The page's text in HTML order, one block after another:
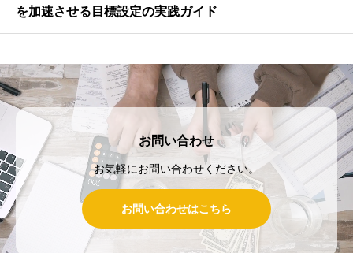
を加速させる目標設定の実践ガイド
お問い合わせ
お気軽にお問い合わせください。
お問い合わせはこちら